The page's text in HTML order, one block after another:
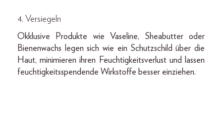
4. Versiegeln
Okklusive Produkte wie Vaseline, Sheabutter oder
Bienenwachs legen sich wie ein Schutzschild über die
Haut, minimieren ihren Feuchtigkeitsverlust und lassen
feuchtigkeitsspendende Wirkstoffe besser einziehen.